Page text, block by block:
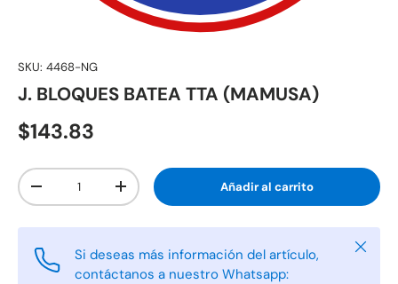
SKU: 4468-NG
J. BLOQUES BATEA TTA (MAMUSA)
$143.83
Cant.
-
+ Añadir al carrito
Si deseas más información del artículo,
contáctanos a nuestro Whatsapp:
Cerrar